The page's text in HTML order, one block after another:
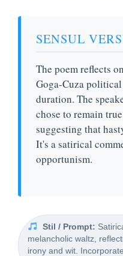
SENSUL
The poem reflects
Goga-Cuza
duration. The
chose to remain
suggesting that
It's a satirical
opportunism.
Stil / Prompt:
melancholic waltz,
irony and wit.